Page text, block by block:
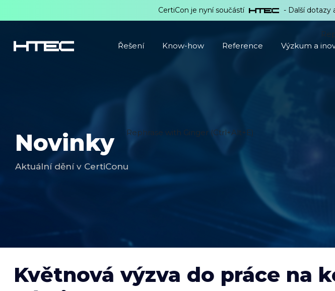
CertiCon je nyní součástí - Další dotazy
Řešení Know-how Reference Výzkum a
Novinky
Aktuální dění v CertiConu
Květnová výzva do práce na
Rephrase with Ginger (Ctrl+Alt+E)